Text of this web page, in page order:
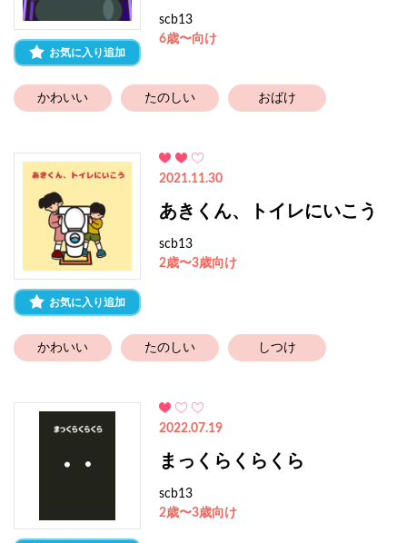
お気に入り追加
scb13
6歳〜向け
かわいい たのしい おばけ
お気に入り追加
2021.11.30
あきくん、トイレにいこう
scb13
2歳〜3歳向け
かわいい たのしい しつけ
2022.07.19
まっくらくらくら
scb13
2歳〜3歳向け